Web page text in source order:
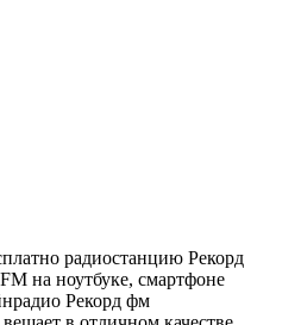
радиостанцию Рекорд
на ноутбуке, смартфоне
Рекорд фм